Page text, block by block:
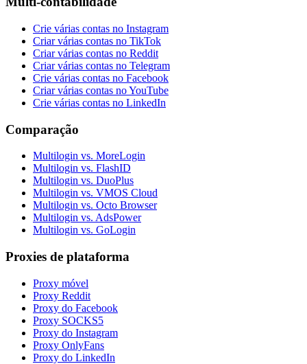
Crie várias contas no Instagram
Criar várias contas no TikTok
Criar várias contas no Reddit
Criar várias contas no Telegram
Crie várias contas no Facebook
Criar várias contas no YouTube
Crie várias contas no LinkedIn
Comparação
Multilogin vs. MoreLogin
Multilogin vs. FlashID
Multilogin vs. DuoPlus
Multilogin vs. VMOS Cloud
Multilogin vs. Octo Browser
Multilogin vs. AdsPower
Multilogin vs. GoLogin
Proxies de plataforma
Proxy móvel
Proxy Reddit
Proxy do Facebook
Proxy SOCKS5
Proxy do Instagram
Proxy OnlyFans
Proxy do LinkedIn